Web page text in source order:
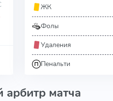
ЖК
Фолы
Удаления
Пенальти
арбитр матча